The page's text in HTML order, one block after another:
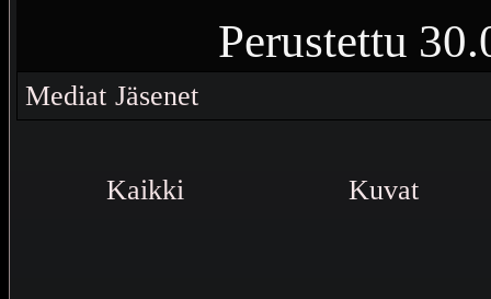
Perustettu
Kaikki
Mediat Jäsenet
Kaikki Kuvat